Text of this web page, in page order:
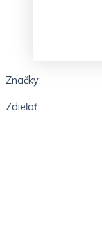
Značky:
Zdieľať: